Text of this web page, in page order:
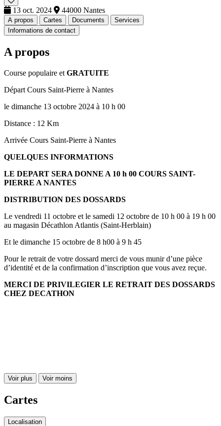
13 oct. 2024 44000 Nantes
A propos Cartes Documents
Services
Informations de contact
A propos
Course populaire et GRATUITE
Départ Cours Saint-Pierre à Nantes
le dimanche 13 octobre 2024 à 10 h 00
Distance : 12 Km
Arrivée Cours Saint-Pierre à Nantes
QUELQUES INFORMATIONS
LE DEPART SERA DONNE A 10 h 00 COURS SAINT-
PIERRE A NANTES
DISTRIBUTION DES DOSSARDS
Le vendredi 11 octobre et le samedi 12 octobre de 10 h 00 à 19 h 00
au magasin Décathlon Atlantis (Saint-Herblain)
Et le dimanche 15 octobre de 8 h00 à 9 h 45
Pour le retrait de votre dossard merci de vous munir d’une pièce
d’identité et de la confirmation d’inscription que vous avez reçue.
MERCI DE PRIVILEGIER LE RETRAIT DES DOSSARDS
CHEZ DECATHON
Voir plus Voir moins
Cartes
Localisation